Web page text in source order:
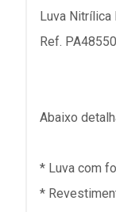
Luva Nitrílica
Ref.
Abaixo
* Luva com
*